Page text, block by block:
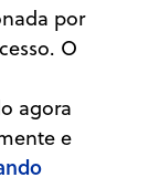
por
O
agora
e